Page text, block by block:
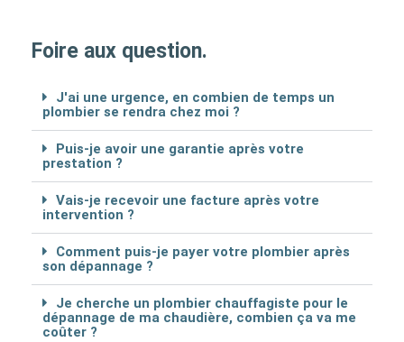
Foire aux question.
J'ai une urgence, en combien de temps un
plombier se rendra chez moi ?
Puis-je avoir une garantie après votre
prestation ?
Vais-je recevoir une facture après votre
intervention ?
Comment puis-je payer votre plombier après
son dépannage ?
Je cherche un plombier chauffagiste pour le
dépannage de ma chaudière, combien ça va me
coûter ?